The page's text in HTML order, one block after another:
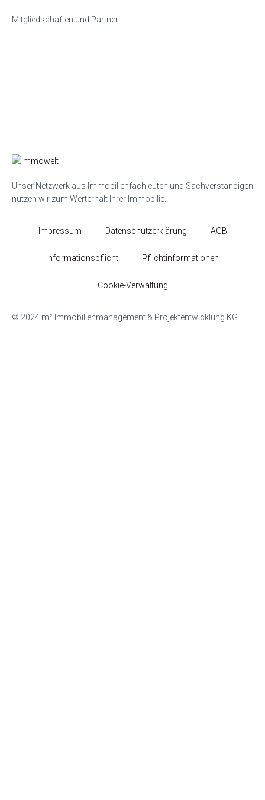
Mitgliedschaften und Partner
Unser Netzwerk aus Immobilienfachleuten und Sachverständigen
nutzen wir zum Werterhalt Ihrer Immobilie.
Impressum Datenschutzerklärung AGB
Informationspflicht Pflichtinformationen
Cookie-Verwaltung
© 2024 m² Immobilienmanagement & Projektentwicklung KG